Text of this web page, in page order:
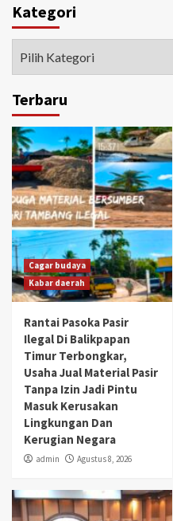
Kategori
Terbaru
Cagar budaya
Kabar daerah
Rantai Pasoka Pasir
Ilegal Di Balikpapan
Timur Terbongkar,
Usaha Jual Material Pasir
Tanpa Izin Jadi Pintu
Masuk Kerusakan
Lingkungan Dan
Kerugian Negara
admin Agustus 8, 2026